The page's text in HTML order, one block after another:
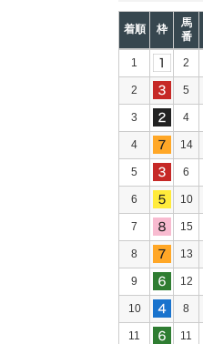
着順 枠
馬
番
1 2
2 5
3 4
4 14
5 6
6 10
7 15
8 13
9 12
10 8
11 11